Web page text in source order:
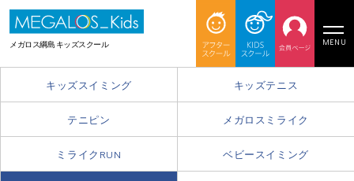
メガロス綱島 キッズスクール MENU
キッズスイミング キッズテニス
テニピン メガロスミライク
ミライクRUN ベビースイミング